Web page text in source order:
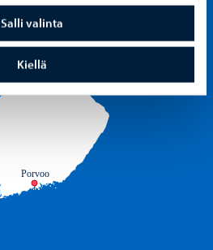
Salli valinta
Kiellä
Porvoo